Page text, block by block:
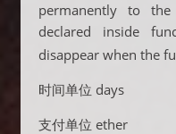
permanently to
declared inside
disappear when the
时间单位 days
支付单位 ether